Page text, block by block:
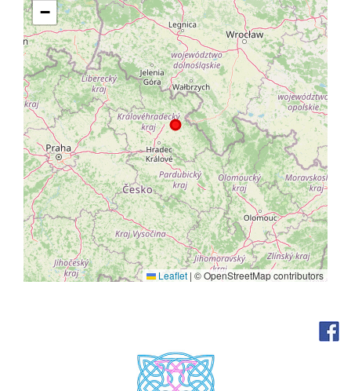
−
Leaflet | © OpenStreetMap contributors